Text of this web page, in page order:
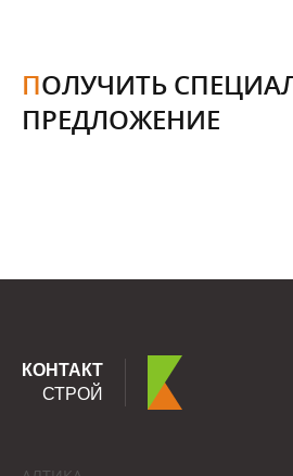
ПОЛУЧИТЬ СПЕЦИАЛЬНОЕ
ПРЕДЛОЖЕНИЕ
КОНТАКТ
СТРОЙ